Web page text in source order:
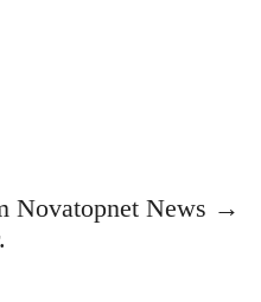
Novatopnet News →